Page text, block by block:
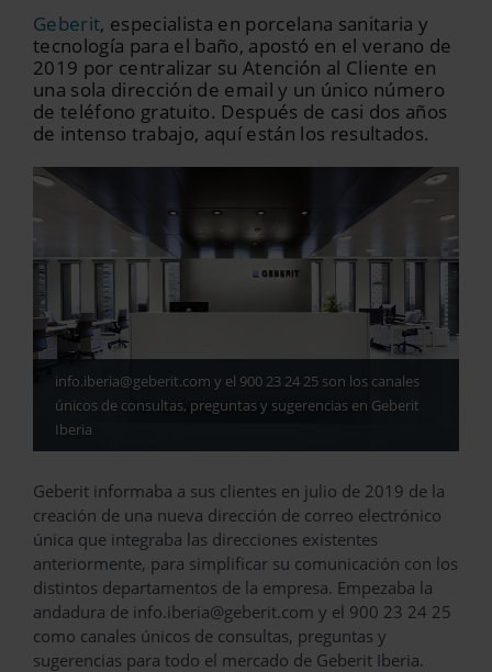
Geberit, especialista en porcelana sanitaria y
tecnología para el baño, apostó en el verano de
2019 por centralizar su Atención al Cliente en
una sola dirección de email y un único número
de teléfono gratuito. Después de casi dos años
de intenso trabajo, aquí están los resultados.
info.iberia@geberit.com y el 900 23 24 25 son los canales
únicos de consultas, preguntas y sugerencias en Geberit
Iberia
Geberit informaba a sus clientes en julio de 2019 de la
creación de una nueva dirección de correo electrónico
única que integraba las direcciones existentes
anteriormente, para simplificar su comunicación con los
distintos departamentos de la empresa. Empezaba la
andadura de info.iberia@geberit.com y el 900 23 24 25
como canales únicos de consultas, preguntas y
sugerencias para todo el mercado de Geberit Iberia.